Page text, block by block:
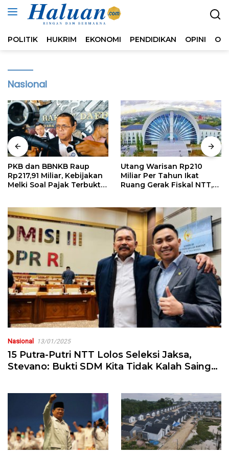
Langsung
POLITIK HUKRIM EKONOMI PENDIDIKAN OPINI
Nasional
PKB dan BBNKB Raup
Rp217,91 Miliar, Kebijakan
Melki Soal Pajak Terbukti
Utang Warisan Rp210
Miliar Per Tahun Ikat
Ruang Gerak Fiskal NTT,
Nasional 13/01/2025
15 Putra-Putri NTT Lolos Seleksi Jaksa,
Stevano: Bukti SDM Kita Tidak Kalah Saing